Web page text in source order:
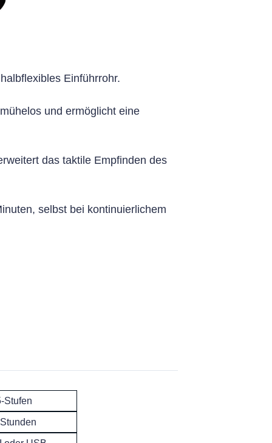
Einführrohr.
und ermöglicht eine
das taktile Empfinden des
selbst bei kontinuierlichem
Stufen